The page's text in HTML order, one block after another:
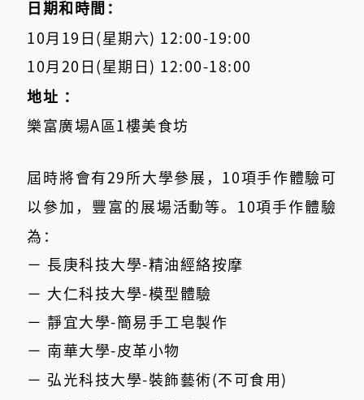
日期和時間：
10月19日(星期六) 12:00-19:00
10月20日(星期日) 12:00-18:00
地址 ：
樂富廣場A區1樓美食坊
屆時將會有29所大學參展，10項手作體驗可
以參加，豐富的展場活動等。10項手作體驗
為：
－ 長庚科技大學-精油經絡按摩
​－ 大仁科技大學-模型體驗
－ 靜宜大學-簡易手工皂製作
－ 南華大學-皮革小物
－ 弘光科技大學-裝飾藝術(不可食用)